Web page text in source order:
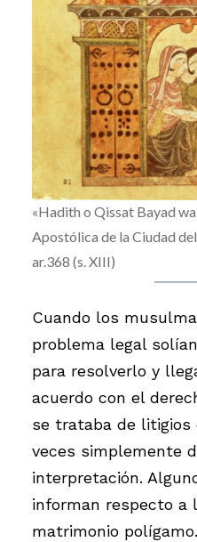
«Hadith o Qissat Bayad
Apostólica de la Ciudad
ar.368 (s. XIII)
Cuando los
problema legal
para resolverlo y
acuerdo con el
se trataba de litigios
veces simplemente
interpretación.
informan respecto a
matrimonio polígamo.